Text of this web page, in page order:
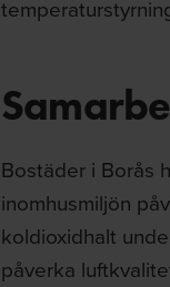
Bostäder i Borås
inomhusmiljön
koldioxidhalt
påverka